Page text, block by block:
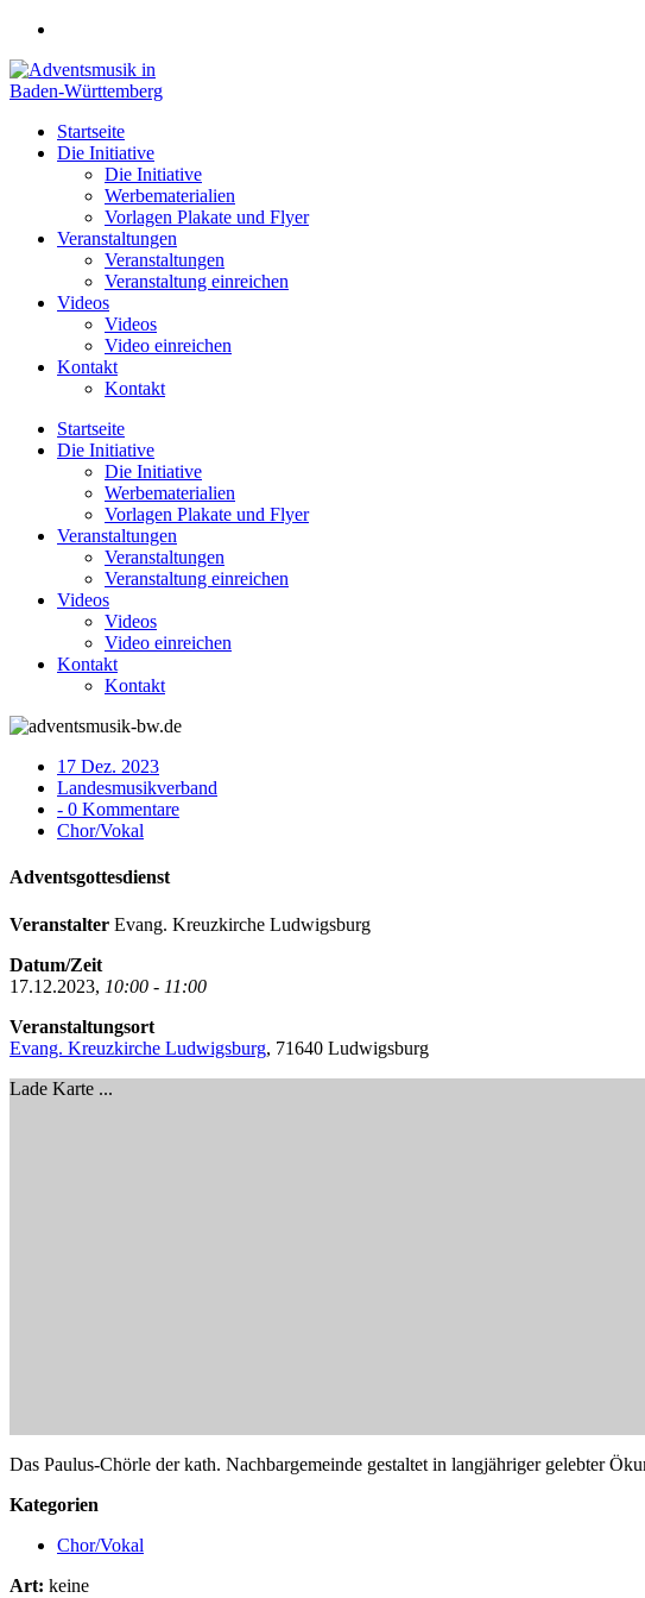
Zum
springen
Startseite
Die Initiative
Die Initiative
Werbematerialien
Vorlagen Plakate und Flyer
Veranstaltungen
Veranstaltungen
Veranstaltung einreichen
Videos
Videos
Video einreichen
Kontakt
Kontakt
Startseite
Die Initiative
Die Initiative
Werbematerialien
Vorlagen Plakate und Flyer
Veranstaltungen
Veranstaltungen
Veranstaltung einreichen
Videos
Videos
Video einreichen
Kontakt
Kontakt
17 Dez. 2023
Landesmusikverband
- 0 Kommentare
Chor/Vokal
Adventsgottesdienst
Veranstalter Evang. Kreuzkirche Ludwigsburg
Datum/Zeit
17.12.2023, 10:00 - 11:00
Veranstaltungsort
Evang. Kreuzkirche Ludwigsburg, 71640 Ludwigsburg
Lade Karte ...
Das Paulus-Chörle der kath. Nachbargemeinde gestaltet in langjähriger gelebter
Kategorien
Chor/Vokal
Art: keine